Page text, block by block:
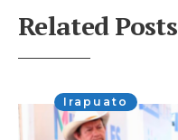
Related Posts
Irapuato